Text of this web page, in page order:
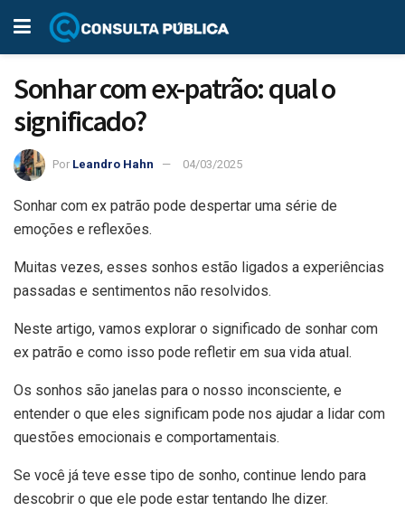
Sonhar com ex-patrão: qual o
significado?
Por Leandro Hahn 04/03/2025
Sonhar com ex patrão pode despertar uma série de
emoções e reflexões.
Muitas vezes, esses sonhos estão ligados a experiências
passadas e sentimentos não resolvidos.
Neste artigo, vamos explorar o significado de sonhar com
ex patrão e como isso pode refletir em sua vida atual.
Os sonhos são janelas para o nosso inconsciente, e
entender o que eles significam pode nos ajudar a lidar com
questões emocionais e comportamentais.
Se você já teve esse tipo de sonho, continue lendo para
descobrir o que ele pode estar tentando lhe dizer.